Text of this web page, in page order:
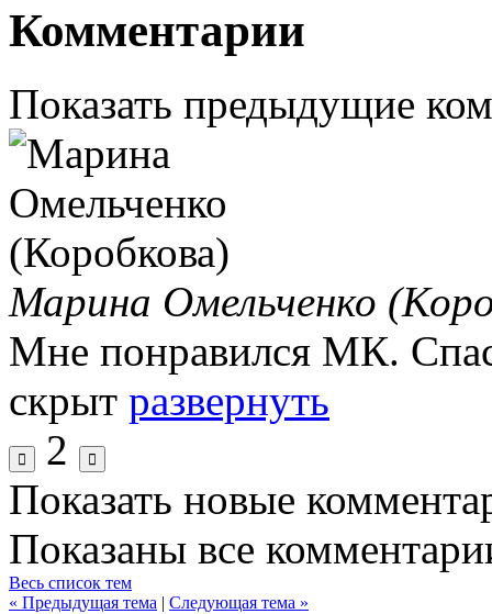
Комментарии
Показать предыдущие
Марина Омельченко
Мне понравился МК.
скрыт развернуть
2
Показать новые
Показаны все
Весь список тем
« Предыдущая тема | Следующая тема »